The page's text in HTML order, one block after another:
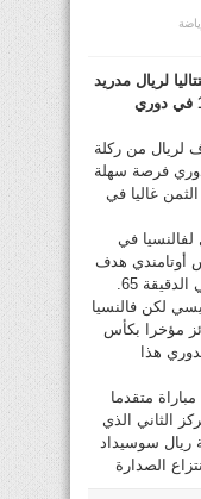
22 انتصارا متتاليا لريال مدريد
في كل المسابقات وفاز على ضيفه 2-1 في دوري
لريال من ركلة
هداف الدوري فرصة سهلة
غاليا في
لفالنسيا في
أوتامندي هدف
65.
لكن فالنسيا
مؤخرا بكأس
هذا
وتجمد رصيد ريال عند 39 نقطة من 16 مباراة متقدما
الثاني الذي
ريال سوسيداد
الصدارة